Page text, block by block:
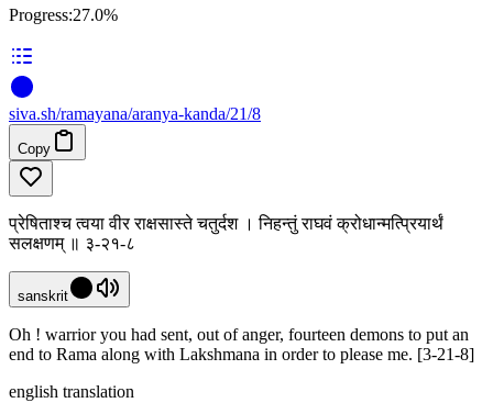
Progress:27.0%
siva.sh/ramayana/aranya-kanda/21/8
Copy
प्रेषिताश्च त्वया वीर राक्षसास्ते चतुर्दश । निहन्तुं राघवं क्रोधान्मत्प्रियार्थं
सलक्षणम् ॥ ३-२१-८
sanskrit
Oh ! warrior you had sent, out of anger, fourteen demons to put an
end to Rama along with Lakshmana in order to please me. [3-21-8]
english translation